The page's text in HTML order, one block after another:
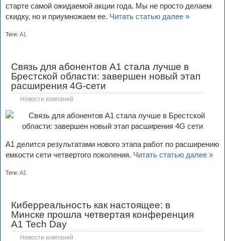
старте самой ожидаемой акции года. Мы не просто делаем
скидку, но и приумножаем ее. Читать статью далее »
Теги: А1
Связь для абонентов А1 стала лучше в
Брестской области: завершен новый этап
расширения 4G-сети
Новости компаний
А1 делится результатами нового этапа работ по расширению
емкости сети четвертого поколения. Читать статью далее »
Теги: А1
Киберреальность как настоящее: в
Минске прошла четвертая конференция
A1 Tech Day
Новости компаний